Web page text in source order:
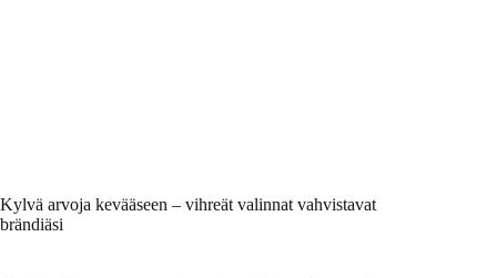
Kylvä arvoja kevääseen – vihreät valinnat vahvistavat
brändiäsi